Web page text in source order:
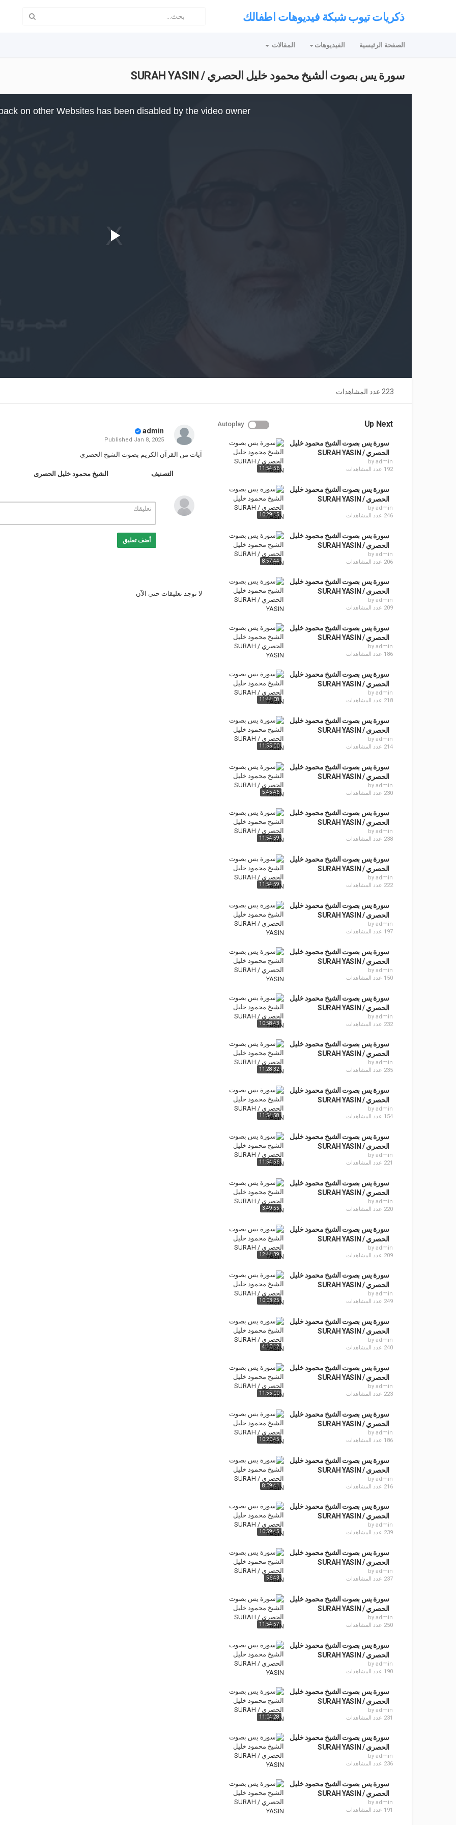
ذكريات تيوب شبكة فيديوهات اطفالك
الصفحة الرئيسية الفيديوهات المقالات
سورة يس بصوت الشيخ محمود خليل الحصري / SURAH YASIN
on other Websites has been disabled by the video owner.
223 عدد المشاهدات
admin
Published Jan 8, 2025
آيات من القرآن الكريم بصوت الشيخ الحصري
التصنيف الشيخ محمود خليل الحصرى
أضف تعليق
لا توجد تعليقات حتي الآن
Up Next
Autoplay
11:54:56
سورة يس بصوت الشيخ محمود خليل
الحصري / SURAH YASIN
by admin
192 عدد المشاهدات
10:29:15
سورة يس بصوت الشيخ محمود خليل
الحصري / SURAH YASIN
by admin
246 عدد المشاهدات
8:57:44
سورة يس بصوت الشيخ محمود خليل
الحصري / SURAH YASIN
by admin
206 عدد المشاهدات
سورة يس بصوت الشيخ محمود خليل
الحصري / SURAH YASIN
by admin
209 عدد المشاهدات
سورة يس بصوت الشيخ محمود خليل
الحصري / SURAH YASIN
by admin
186 عدد المشاهدات
11:44:08
سورة يس بصوت الشيخ محمود خليل
الحصري / SURAH YASIN
by admin
218 عدد المشاهدات
11:55:00
سورة يس بصوت الشيخ محمود خليل
الحصري / SURAH YASIN
by admin
214 عدد المشاهدات
5:45:46
سورة يس بصوت الشيخ محمود خليل
الحصري / SURAH YASIN
by admin
230 عدد المشاهدات
11:54:59
سورة يس بصوت الشيخ محمود خليل
الحصري / SURAH YASIN
by admin
238 عدد المشاهدات
11:54:59
سورة يس بصوت الشيخ محمود خليل
الحصري / SURAH YASIN
by admin
222 عدد المشاهدات
سورة يس بصوت الشيخ محمود خليل
الحصري / SURAH YASIN
by admin
197 عدد المشاهدات
سورة يس بصوت الشيخ محمود خليل
الحصري / SURAH YASIN
by admin
150 عدد المشاهدات
10:58:43
سورة يس بصوت الشيخ محمود خليل
الحصري / SURAH YASIN
by admin
232 عدد المشاهدات
11:28:32
سورة يس بصوت الشيخ محمود خليل
الحصري / SURAH YASIN
by admin
235 عدد المشاهدات
11:54:58
سورة يس بصوت الشيخ محمود خليل
الحصري / SURAH YASIN
by admin
154 عدد المشاهدات
11:54:56
سورة يس بصوت الشيخ محمود خليل
الحصري / SURAH YASIN
by admin
221 عدد المشاهدات
3:49:55
سورة يس بصوت الشيخ محمود خليل
الحصري / SURAH YASIN
by admin
220 عدد المشاهدات
12:44:39
سورة يس بصوت الشيخ محمود خليل
الحصري / SURAH YASIN
by admin
209 عدد المشاهدات
10:03:25
سورة يس بصوت الشيخ محمود خليل
الحصري / SURAH YASIN
by admin
249 عدد المشاهدات
4:10:12
سورة يس بصوت الشيخ محمود خليل
الحصري / SURAH YASIN
by admin
240 عدد المشاهدات
11:55:00
سورة يس بصوت الشيخ محمود خليل
الحصري / SURAH YASIN
by admin
223 عدد المشاهدات
10:20:45
سورة يس بصوت الشيخ محمود خليل
الحصري / SURAH YASIN
by admin
186 عدد المشاهدات
8:09:41
سورة يس بصوت الشيخ محمود خليل
الحصري / SURAH YASIN
by admin
216 عدد المشاهدات
10:59:45
سورة يس بصوت الشيخ محمود خليل
الحصري / SURAH YASIN
by admin
239 عدد المشاهدات
56:43
سورة يس بصوت الشيخ محمود خليل
الحصري / SURAH YASIN
by admin
237 عدد المشاهدات
11:54:57
سورة يس بصوت الشيخ محمود خليل
الحصري / SURAH YASIN
by admin
250 عدد المشاهدات
سورة يس بصوت الشيخ محمود خليل
الحصري / SURAH YASIN
by admin
190 عدد المشاهدات
11:04:28
سورة يس بصوت الشيخ محمود خليل
الحصري / SURAH YASIN
by admin
231 عدد المشاهدات
سورة يس بصوت الشيخ محمود خليل
الحصري / SURAH YASIN
by admin
236 عدد المشاهدات
سورة يس بصوت الشيخ محمود خليل
الحصري / SURAH YASIN
by admin
191 عدد المشاهدات